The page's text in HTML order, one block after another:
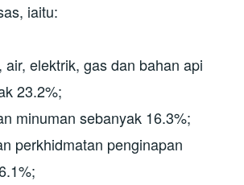
iaitu:
air, elektrik, gas dan bahan api
23.2%;
minuman sebanyak 16.3%;
perkhidmatan penginapan